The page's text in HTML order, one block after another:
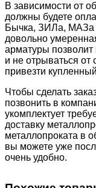
В зависимости от
должны будете
Бычка, ЗИЛа, МАЗа
довольно
арматуры
и не отрываться от
привезти
Чтобы сделать
позвонить в
укомплектует
доставку
металлопроката в
вы можете уже
очень удобно.